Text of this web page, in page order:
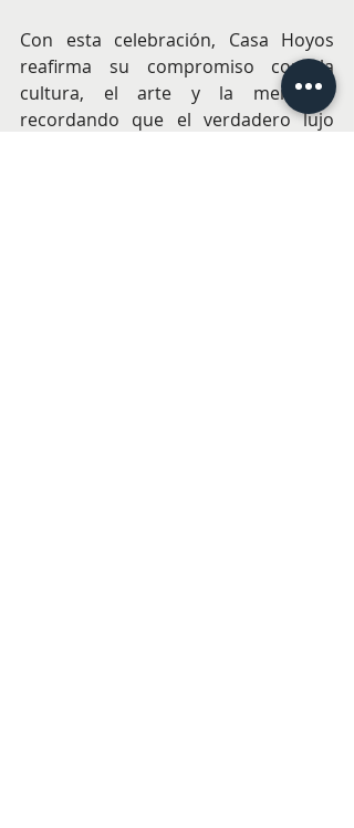
Con esta celebración, Casa Hoyos
reafirma su compromiso con la
cultura, el arte y la memoria,
recordando que el verdadero lujo